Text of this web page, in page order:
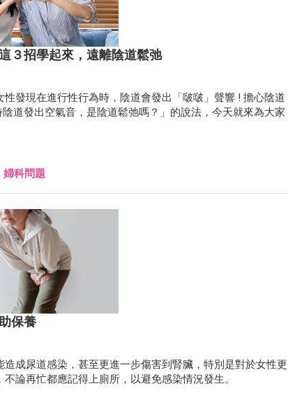
３招學起來，遠離陰道鬆弛
在進行性行為時，陰道會發出「啵啵」聲響 ! 擔心陰道
道發出空氣音，是陰道鬆弛嗎？」的說法，今天就來為大家
婦科問題
保養
成尿道感染，甚至更進一步傷害到腎臟，特別是對於女性更
論再忙都應記得上廁所，以避免感染情況發生。